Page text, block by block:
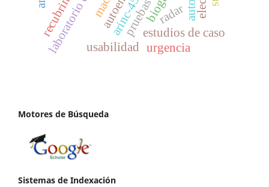
usabilidad
estudios de caso
urgencia
radar
arinc-453
Motores de Búsqueda
Sistemas de Indexación